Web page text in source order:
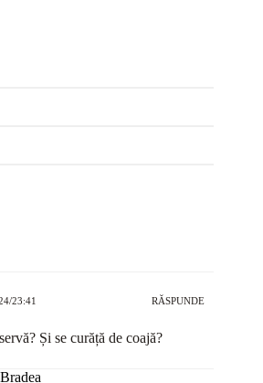
23:41 RĂSPUNDE
Și se curăță de coajă?